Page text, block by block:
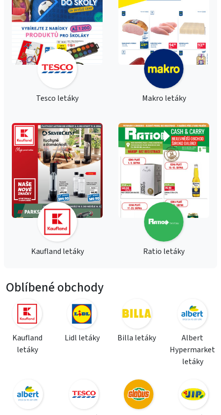
Tesco letáky Makro letáky
Kaufland letáky Ratio letáky
Oblíbené obchody
Kaufland
letáky
Lidl letáky Billa letáky
Albert
Hypermarket
letáky